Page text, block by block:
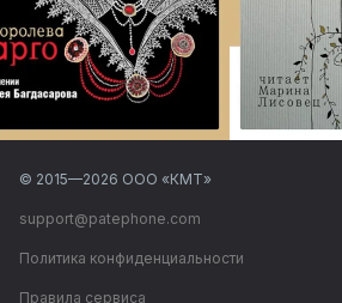
© 2015—2026 ООО «КМТ»
support@patephone.com
Политика конфиденциальности
Правила сервиса